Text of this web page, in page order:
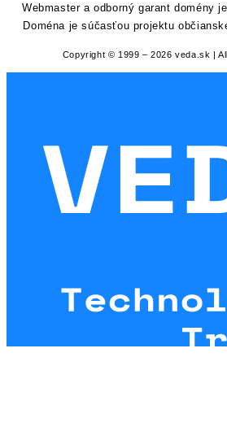
Webmaster a odborný garant domény
Doména je súčasťou projektu
Copyright © 1999 – 2026 veda.sk |